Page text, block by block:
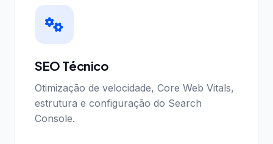
SEO Técnico
Otimização de velocidade, Core Web Vitals,
estrutura e configuração do Search
Console.